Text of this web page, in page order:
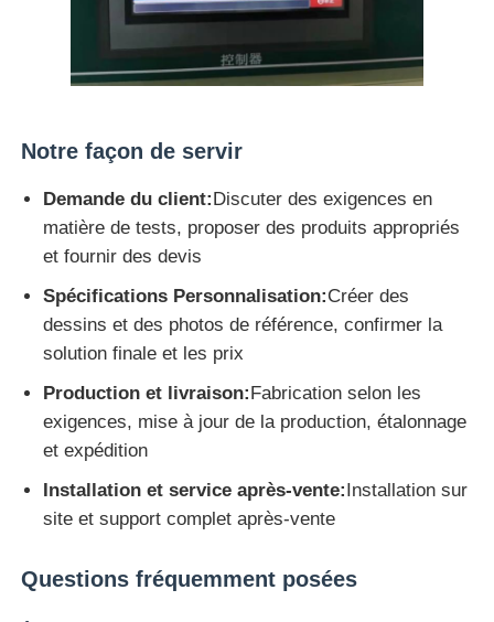
Notre façon de servir
Demande du client:Discuter des exigences en
matière de tests, proposer des produits appropriés
et fournir des devis
Spécifications Personnalisation:Créer des
dessins et des photos de référence, confirmer la
solution finale et les prix
Production et livraison:Fabrication selon les
exigences, mise à jour de la production, étalonnage
et expédition
Installation et service après-vente:Installation sur
site et support complet après-vente
Questions fréquemment posées